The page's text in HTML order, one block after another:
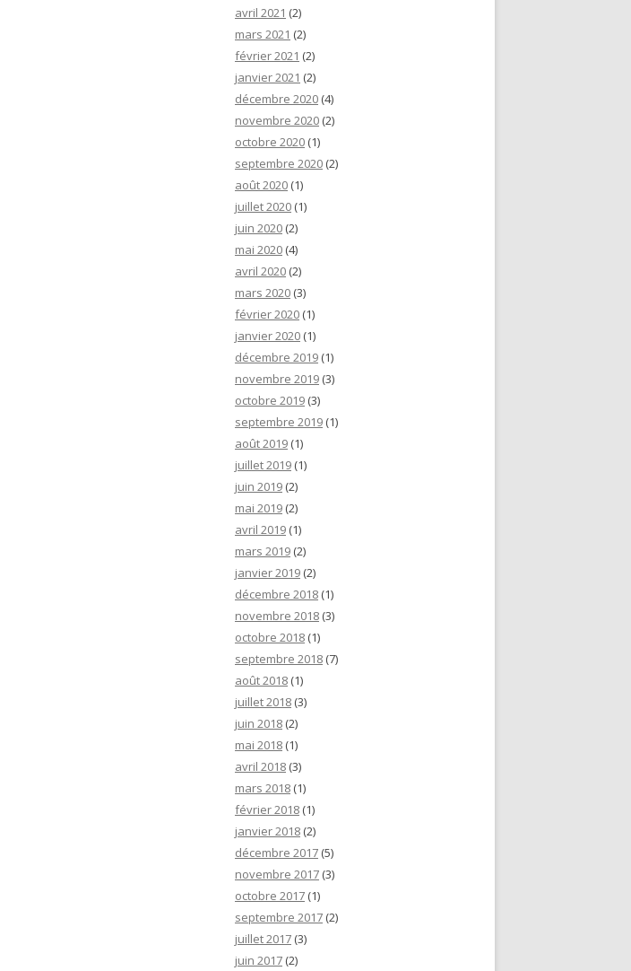
avril 2021 (2)
mars 2021 (2)
février 2021 (2)
janvier 2021 (2)
décembre 2020 (4)
novembre 2020 (2)
octobre 2020 (1)
septembre 2020 (2)
août 2020 (1)
juillet 2020 (1)
juin 2020 (2)
mai 2020 (4)
avril 2020 (2)
mars 2020 (3)
février 2020 (1)
janvier 2020 (1)
décembre 2019 (1)
novembre 2019 (3)
octobre 2019 (3)
septembre 2019 (1)
août 2019 (1)
juillet 2019 (1)
juin 2019 (2)
mai 2019 (2)
avril 2019 (1)
mars 2019 (2)
janvier 2019 (2)
décembre 2018 (1)
novembre 2018 (3)
octobre 2018 (1)
septembre 2018 (7)
août 2018 (1)
juillet 2018 (3)
juin 2018 (2)
mai 2018 (1)
avril 2018 (3)
mars 2018 (1)
février 2018 (1)
janvier 2018 (2)
décembre 2017 (5)
novembre 2017 (3)
octobre 2017 (1)
septembre 2017 (2)
juillet 2017 (3)
juin 2017 (2)